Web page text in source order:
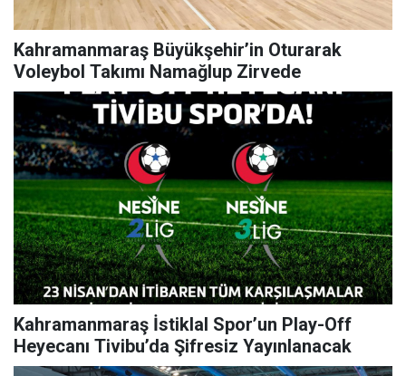
Kahramanmaraş Büyükşehir’in Oturarak
Voleybol Takımı Namağlup Zirvede
Kahramanmaraş İstiklal Spor’un Play-Off
Heyecanı Tivibu’da Şifresiz Yayınlanacak